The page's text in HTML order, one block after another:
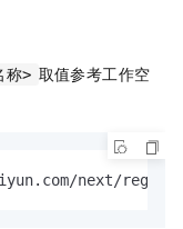
称> 取值参考工作空
next/region/